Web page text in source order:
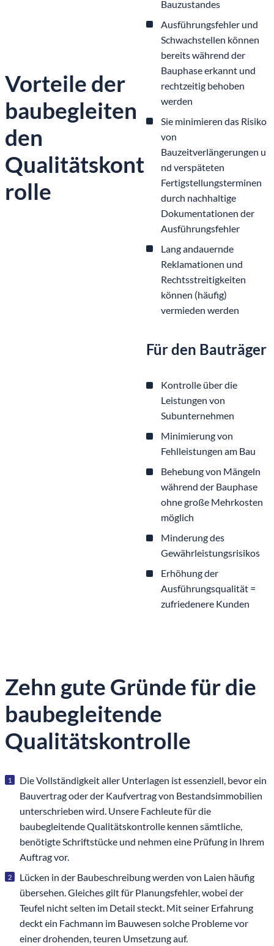
Vorteile der
baubegleiten
den
Qualitätskont
rolle
Bauzustandes
Ausführungsfehler und
Schwachstellen können
bereits während der
Bauphase erkannt und
rechtzeitig behoben
werden
Sie minimieren das Risiko
von
Bauzeitverlängerungen u
nd verspäteten
Fertigstellungsterminen
durch nachhaltige
Dokumentationen der
Ausführungsfehler
Lang andauernde
Reklamationen und
Rechtsstreitigkeiten
können (häufig)
vermieden werden
Für den Bauträger
Kontrolle über die
Leistungen von
Subunternehmen
Minimierung von
Fehlleistungen am Bau
Behebung von Mängeln
während der Bauphase
ohne große Mehrkosten
möglich
Minderung des
Gewährleistungsrisikos
Erhöhung der
Ausführungsqualität =
zufriedenere Kunden
Zehn gute Gründe für die
baubegleitende
Qualitätskontrolle
Die Vollständigkeit aller Unterlagen ist essenziell, bevor ein
Bauvertrag oder der Kaufvertrag von Bestandsimmobilien
unterschrieben wird. Unsere Fachleute für die
baubegleitende Qualitätskontrolle kennen sämtliche,
benötigte Schriftstücke und nehmen eine Prüfung in Ihrem
Auftrag vor.
Lücken in der Baubeschreibung werden von Laien häufig
übersehen. Gleiches gilt für Planungsfehler, wobei der
Teufel nicht selten im Detail steckt. Mit seiner Erfahrung
deckt ein Fachmann im Bauwesen solche Probleme vor
einer drohenden, teuren Umsetzung auf.